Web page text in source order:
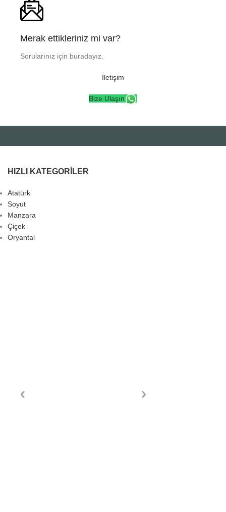
Merak ettikleriniz mi var?
Sorularınız için buradayız.
İletişim
Bize Ulaşın
HIZLI KATEGORILER
Atatürk
Soyut
Manzara
Çiçek
Oryantal